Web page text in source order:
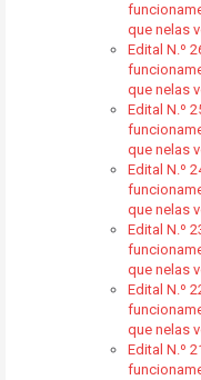
que nelas
Edital N.º
que nelas
Edital N.º
que nelas
Edital N.º
que nelas
Edital N.º
que nelas
Edital N.º
que nelas
Edital N.º